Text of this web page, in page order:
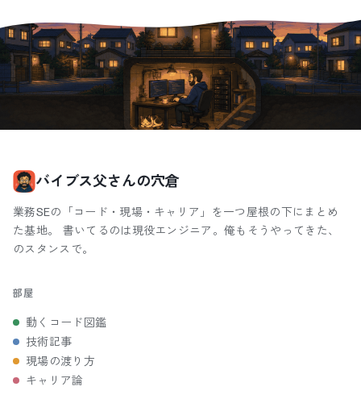
バイブス父さんの穴倉
業務SEの「コード・現場・キャリア」を一つ屋根の下にまとめ
た基地。 書いてるのは現役エンジニア。俺もそうやってきた、
のスタンスで。
部屋
動くコード図鑑
技術記事
現場の渡り方
キャリア論